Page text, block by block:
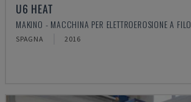
U6 HEAT
MAKINO - MACCHINA PER ELETTROEROSIONE A FILO
SPAGNA 2016